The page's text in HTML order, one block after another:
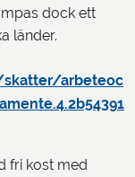
dock ett
länder.
arbeteoc
fri kost med